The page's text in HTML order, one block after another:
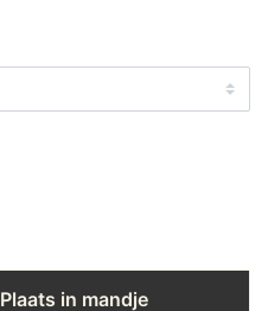
Plaats in mandje